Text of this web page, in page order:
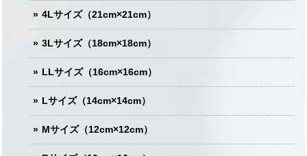
4Lサイズ（21cm×21cm）
3Lサイズ（18cm×18cm）
LLサイズ（16cm×16cm）
Lサイズ（14cm×14cm）
Mサイズ（12cm×12cm）